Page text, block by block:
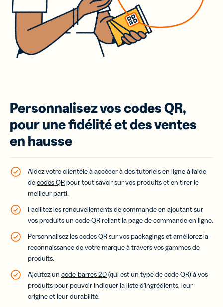
Personnalisez vos codes QR,
pour une fidélité et des ventes
en hausse
Aidez votre clientèle à accéder à des tutoriels en ligne à l’aide
decodes QRpour tout savoir sur vos produits et en tirer le
meilleur parti.
Facilitez les renouvellements de commande en ajoutant sur
vos produits un code QR reliant la page de commande en ligne.
Personnalisez les codes QR sur vos packagings et améliorez la
reconnaissance de votre marque à travers vos gammes de
produits.
Ajoutez un code-barres 2D(qui est un type de code QR) à vos
produits pour pouvoir indiquer la liste d’ingrédients, leur
origine et leur durabilité.